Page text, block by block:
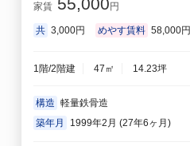
家賃 円
共 3,000円 めやす賃料 58,000円
1階/2階建 47㎡ 14.23坪
構造 軽量鉄骨造
築年月
1999年2月 (27年6ヶ月)